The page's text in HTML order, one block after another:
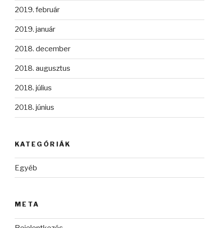
2019. február
2019. január
2018. december
2018. augusztus
2018. július
2018. június
KATEGÓRIÁK
Egyéb
META